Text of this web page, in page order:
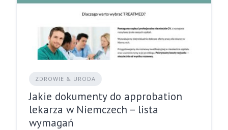
ZDROWIE & URODA
Jakie dokumenty do approbation
lekarza w Niemczech – lista
wymagań